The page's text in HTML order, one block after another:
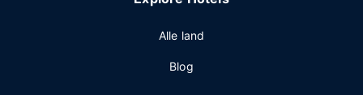
Alle land
Blog